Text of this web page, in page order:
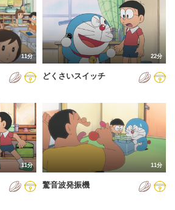
11分 22分
どくさいスイッチ
11分 11分
驚音波発振機